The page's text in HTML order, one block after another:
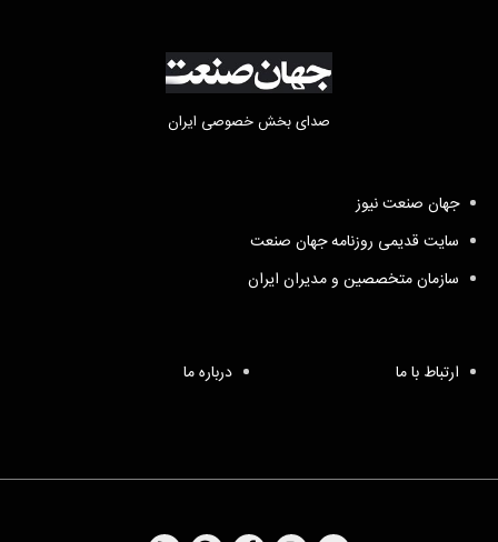
صدای بخش خصوصی ایران
جهان صنعت نیوز
سایت قدیمی روزنامه جهان صنعت
سازمان متخصصین و مدیران ایران
ارتباط با ما درباره ما